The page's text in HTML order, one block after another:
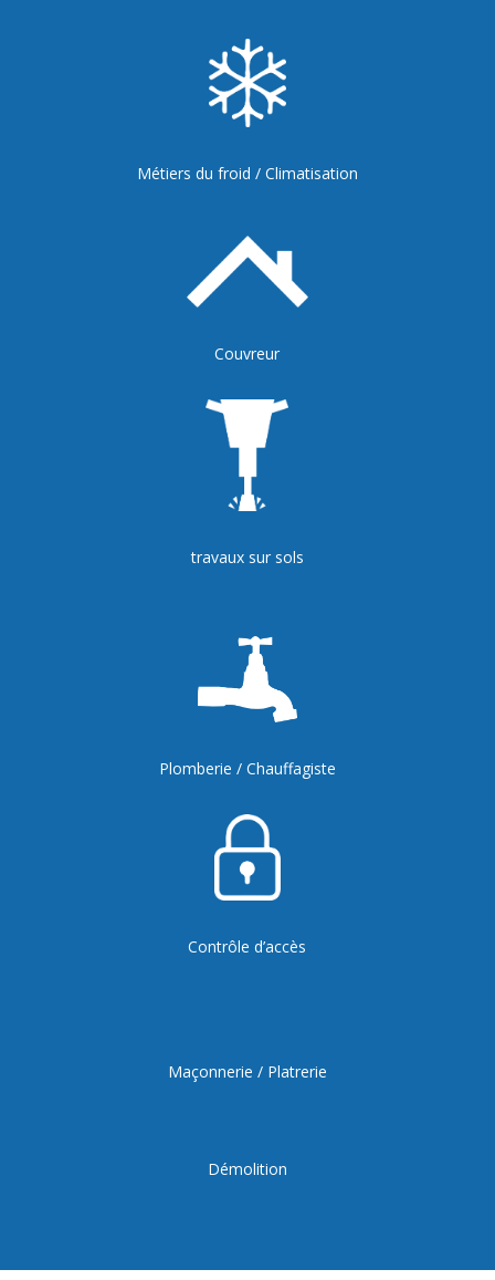
Métiers du froid / Climatisation
Couvreur
travaux sur sols
Plomberie / Chauffagiste
Contrôle d’accès
Maçonnerie / Platrerie
Démolition